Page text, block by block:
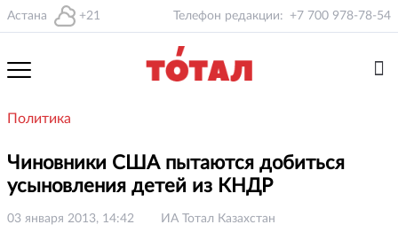
Астана +21 Телефон редакции: +7 700 978-78-54
Политика
Чиновники США пытаются добиться
усыновления детей из КНДР
03 января 2013, 14:42 ИА Тотал Казахстан